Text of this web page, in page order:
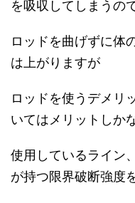
を吸収してしまうの
ロッドを曲げずに体
は上がりますが
ロッドを使うデメリ
いてはメリットしか
使用しているライン
が持つ限界破断強度